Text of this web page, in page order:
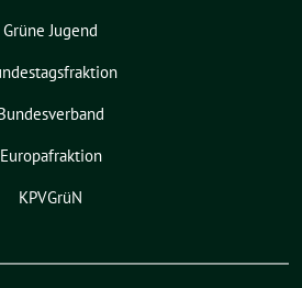
Grüne Jugend
Europafraktion
KPVGrüN